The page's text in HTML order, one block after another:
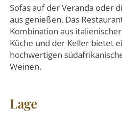
Sofas auf der Veranda oder
aus genießen. Das
Kombination aus
Küche und der Keller bietet
hochwertigen
Weinen.
Lage